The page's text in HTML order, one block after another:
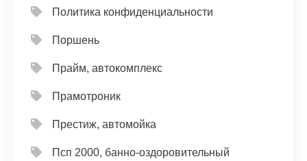
Политика конфиденциальности
Поршень
Прайм, автокомплекс
Прамотроник
Престиж, автомойка
Псп 2000, банно-оздоровительный